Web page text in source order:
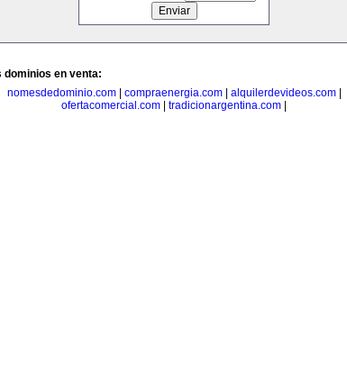
dominios en venta:
nomesdedominio.com| compraenergia.com| alquilerdevideos.com|
ofertacomercial.com
tradicionargentina.com